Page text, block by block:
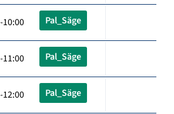
Pal_Säge
Pal_Säge
Pal_Säge